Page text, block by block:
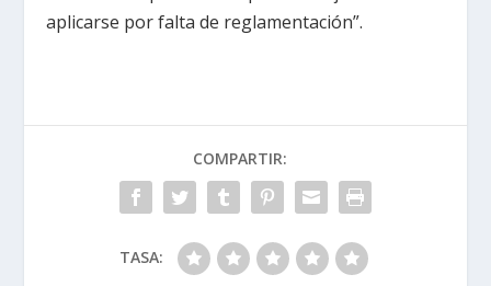
aplicarse por falta de reglamentación”.
COMPARTIR:
TASA: